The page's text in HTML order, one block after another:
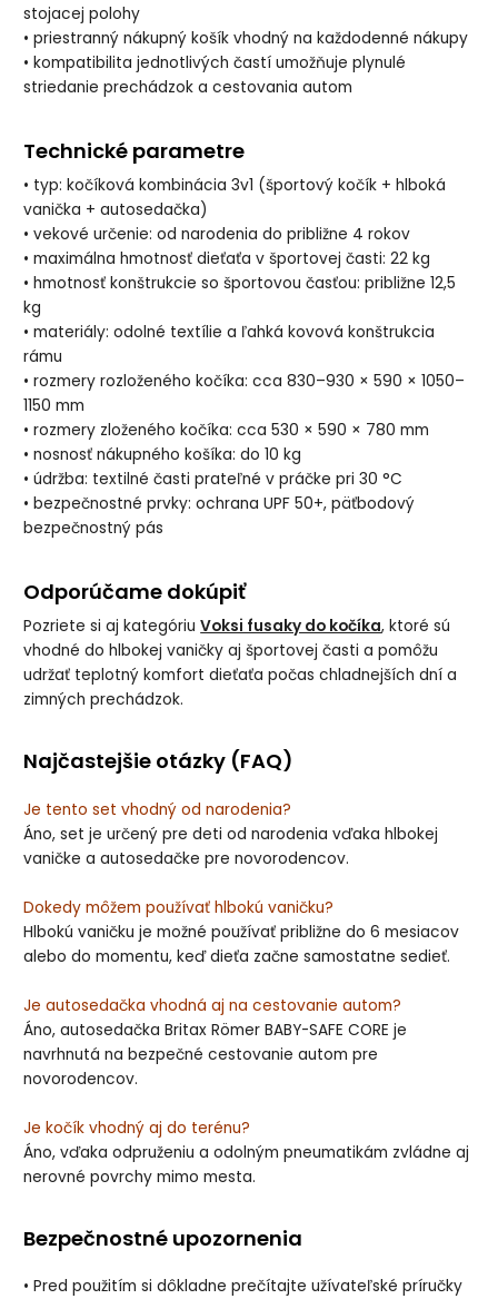
stojacej polohy
• priestranný nákupný košík vhodný na každodenné nákupy
• kompatibilita jednotlivých častí umožňuje plynulé
striedanie prechádzok a cestovania autom
Technické parametre
• typ: kočíková kombinácia 3v1 (športový kočík + hlboká
vanička + autosedačka)
• vekové určenie: od narodenia do približne 4 rokov
• maximálna hmotnosť dieťaťa v športovej časti: 22 kg
• hmotnosť konštrukcie so športovou časťou: približne 12,5
kg
• materiály: odolné textílie a ľahká kovová konštrukcia
rámu
• rozmery rozloženého kočíka: cca 830–930 × 590 × 1050–
1150 mm
• rozmery zloženého kočíka: cca 530 × 590 × 780 mm
• nosnosť nákupného košíka: do 10 kg
• údržba: textilné časti prateľné v práčke pri 30 °C
• bezpečnostné prvky: ochrana UPF 50+, päťbodový
bezpečnostný pás
Odporúčame dokúpiť
Pozriete si aj kategóriuVoksi fusaky do kočíka, ktoré sú
vhodné do hlbokej vaničky aj športovej časti a pomôžu
udržať teplotný komfort dieťaťa počas chladnejších dní a
zimných prechádzok.
Najčastejšie otázky (FAQ)
Je tento set vhodný od narodenia?
Áno, set je určený pre deti od narodenia vďaka hlbokej
vaničke a autosedačke pre novorodencov.
Dokedy môžem používať hlbokú vaničku?
Hlbokú vaničku je možné používať približne do 6 mesiacov
alebo do momentu, keď dieťa začne samostatne sedieť.
Je autosedačka vhodná aj na cestovanie autom?
Áno, autosedačka Britax Römer BABY-SAFE CORE je
navrhnutá na bezpečné cestovanie autom pre
novorodencov.
Je kočík vhodný aj do terénu?
Áno, vďaka odpruženiu a odolným pneumatikám zvládne aj
nerovné povrchy mimo mesta.
Bezpečnostné upozornenia
• Pred použitím si dôkladne prečítajte užívateľské príručky